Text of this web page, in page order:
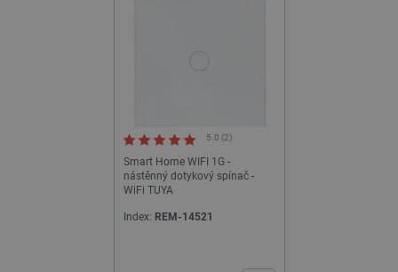
Smart Home WIFI 1G -
nástěnný dotykový spínač -
WiFi TUYA
5.0 (2)
Index: REM-14521